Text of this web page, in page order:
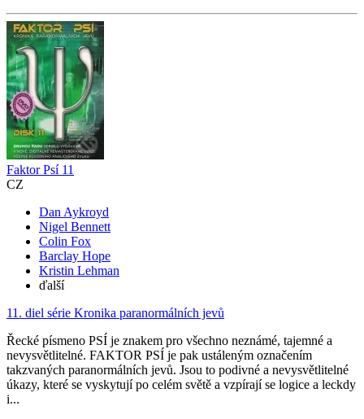
Faktor Psí 11
CZ
Dan Aykroyd
Nigel Bennett
Colin Fox
Barclay Hope
Kristin Lehman
ďalší
11. diel série Kronika paranormálních jevů
Řecké písmeno PSÍ je znakem pro všechno neznámé, tajemné a
nevysvětlitelné. FAKTOR PSÍ je pak ustáleným označením
takzvaných paranormálních jevů. Jsou to podivné a nevysvětlitelné
úkazy, které se vyskytují po celém světě a vzpírají se logice a leckdy
i...